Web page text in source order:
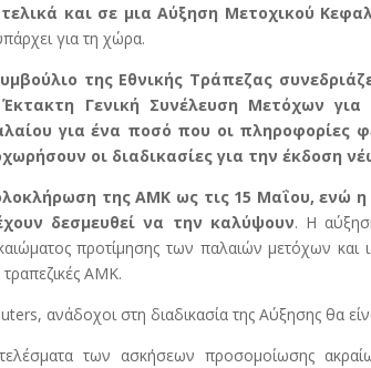
και σε μια Αύξηση Μετοχικού
για τη χώρα.
της Εθνικής Τράπεζας
Γενική Συνέλευση Μετόχων
για ένα ποσό που οι πληροφορίες
οι διαδικασίες για την έκδοση
της ΑΜΚ ως τις 15 Μαΐου, ενώ
δεσμευθεί να την καλύψουν. Η
προτίμησης των παλαιών μετόχων
τραπεζικές ΑΜΚ.
ανάδοχοι στη διαδικασία της Αύξησης θα
των ασκήσεων προσομοίωσης